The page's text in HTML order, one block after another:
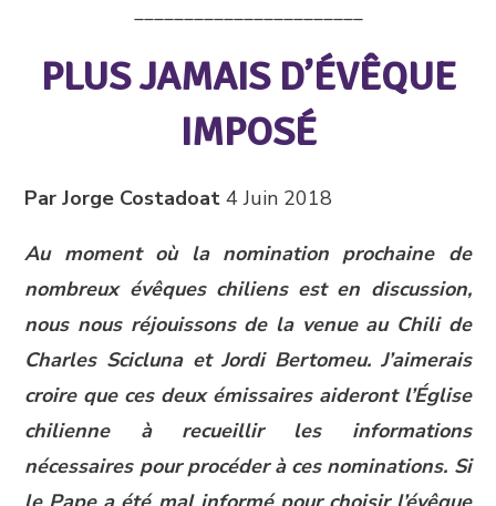
PLUS JAMAIS D’ÉVÊQUE
IMPOSÉ
Par Jorge Costadoat 4 Juin 2018
Au moment où la nomination prochaine de
nombreux évêques chiliens est en discussion,
nous nous réjouissons de la venue au Chili de
Charles Scicluna et Jordi Bertomeu. J’aimerais
croire que ces deux émissaires aideront l’Église
chilienne à recueillir les informations
nécessaires pour procéder à ces nominations. Si